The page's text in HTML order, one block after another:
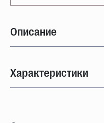
Описание
Характеристики